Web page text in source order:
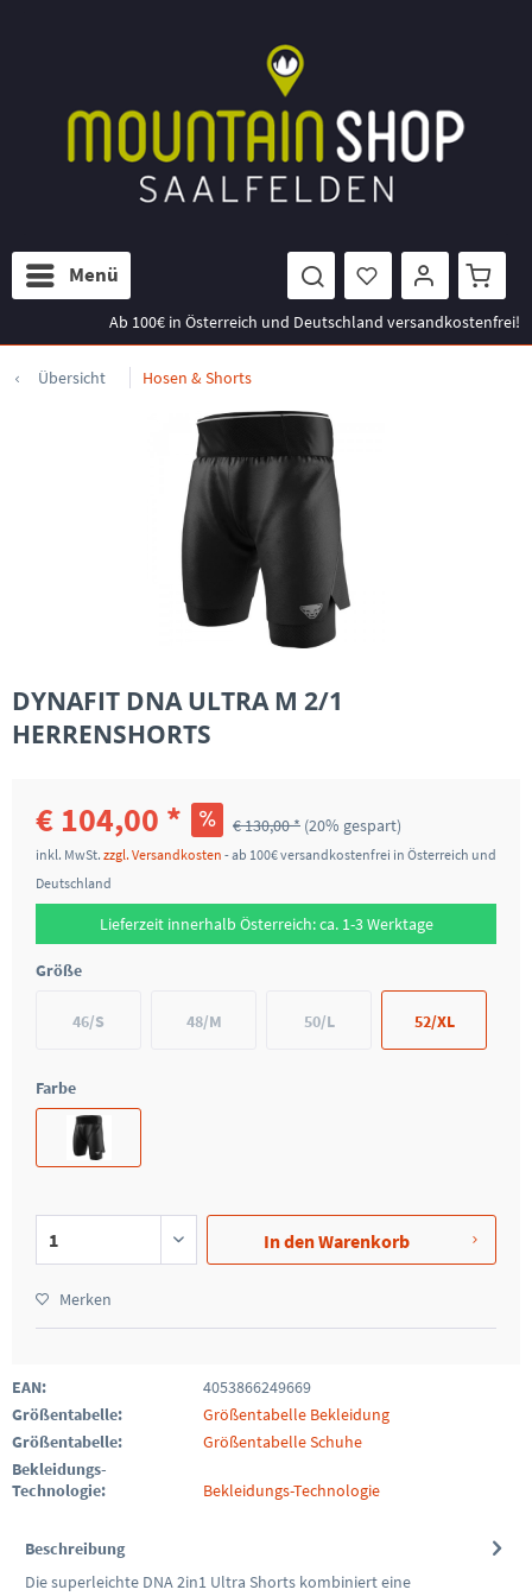
Menü
Ab 100€ in Österreich und Deutschland versandkostenfrei!
Übersicht Hosen & Shorts
DYNAFIT DNA ULTRA M 2/1
HERRENSHORTS
€ 104,00 * € 130,00 * (20% gespart)
inkl. MwSt. zzgl. Versandkosten - ab 100€ versandkostenfrei in Österreich und
Deutschland
Lieferzeit innerhalb Österreich: ca. 1-3 Werktage
Größe
46/S 48/M 50/L 52/XL
Farbe
In denWarenkorb
Merken
EAN:
4053866249669
Größentabelle:
Größentabelle Bekleidung
Größentabelle:
Größentabelle Schuhe
Bekleidungs-
Technologie:
Bekleidungs-Technologie
Beschreibung
Die superleichte DNA 2in1 Ultra Shorts kombiniert eine